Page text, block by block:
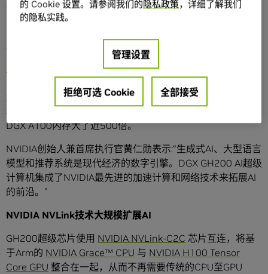
NVIDIA DGX
的超大共享内存空间通过NVLink互连技
连，使它们能够作为单个GPU运行。其提供1 exaflop的性能
和144 TB的共享内存——相较2020年推出的上一代NVIDIA
DGX A100内存大了近500倍。
NVIDIA创始人兼首席执行官黄仁勋表示:“生成式AI、大型语言
模型和推荐系统是现代经济的数字引擎。DGX GH200 AI超级
计算机集成了NVIDIA最先进的加速计算和网络技术来拓展AI
的前沿。”
NVIDIA NVLink技术大规模扩展AI
GH200超级芯片使用 NVIDIA NVLink-C2C 芯片互连，将基
于Arm的 NVIDIA Grace™ CPU 与 NVIDIA H100 Tensor
Core GPU 整合在一起，从而不再需要传统的CPU至GPU
的 Cookie 设置。请参阅我们的隐私政策，详细了解我们
的隐私实践。
管理设置
拒绝可选 Cookie 全部接受